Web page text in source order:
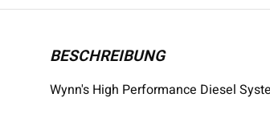
BESCHREIBUNG
Wynn's High Performance Diesel